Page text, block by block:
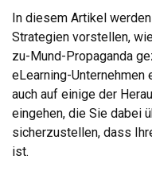
In diesem Artikel
Strategien vorstellen,
zu-Mund-Propaganda
eLearning-Unternehmen
auch auf einige der
eingehen, die Sie dabei
sicherzustellen, dass
ist.